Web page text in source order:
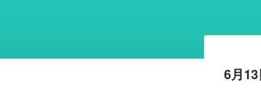
6月